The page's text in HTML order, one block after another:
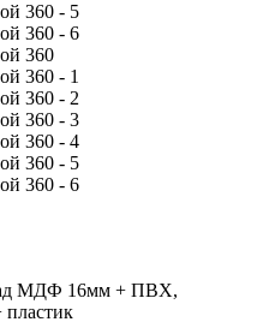
МДФ 16мм + ПВХ,